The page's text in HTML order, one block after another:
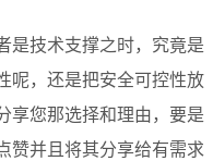
是技术支撑之时，究竟是
呢，还是把安全可控性放
享您那选择和理由，要是
赞并且将其分享给有需求